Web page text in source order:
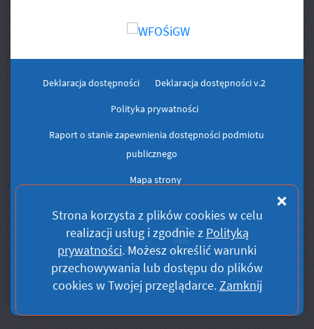
Strona korzysta z plikówcookies w celu
realizacji usług i zgodnie z Polityką
prywatności. Możesz określić warunki
przechowywania lub dostępu do plików
cookies w Twojej przeglądarce.Zamknij
Szablon strony opracowany przez Fundację Widzialni
Deklaracja dostępności Deklaracja dostępności v.2
Polityka prywatności
Raport o stanie zapewnienia dostępności podmiotu
publicznego
Mapa strony